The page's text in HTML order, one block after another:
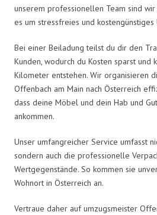
unserem professionellen Team sind
es um stressfreies und kostengünstiges
Bei einer Beiladung teilst du dir den
Kunden, wodurch du Kosten sparst und
Kilometer entstehen. Wir organisieren
Offenbach am Main nach Österreich
dass deine Möbel und dein Hab und
ankommen.
Unser umfangreicher Service umfasst
sondern auch die professionelle
Wertgegenstände. So kommen sie
Wohnort in Österreich an.
Vertraue daher auf umzugsmeister